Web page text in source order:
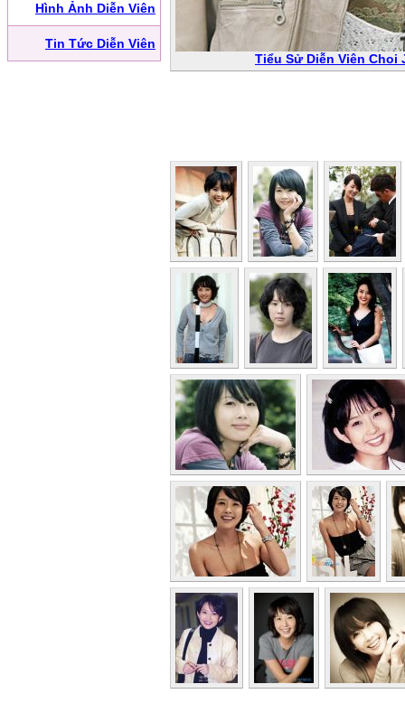
Hình Ảnh Diễn Viên
Tin Tức Diễn Viên
Tiểu Sử Diễn Viên Choi